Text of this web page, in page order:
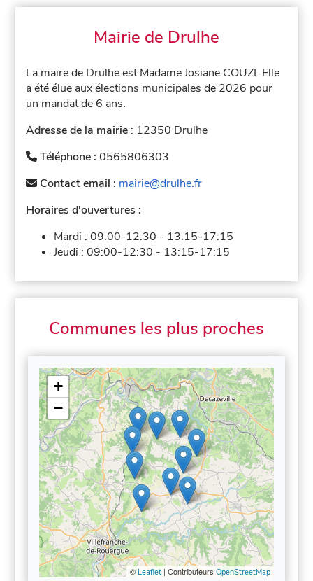
Mairie de Drulhe
La maire de Drulhe est Madame Josiane COUZI. Elle
a été élue aux élections municipales de 2026 pour
un mandat de 6 ans.
Adresse de la mairie : 12350 Drulhe
Téléphone :0565806303
Contact email : mairie@drulhe.fr
Horaires d'ouvertures :
Mardi :09:00-12:30 - 13:15-17:15
Jeudi :09:00-12:30 - 13:15-17:15
Communes les plus proches
+
−
© Leaflet| Contributeurs OpenStreetMap